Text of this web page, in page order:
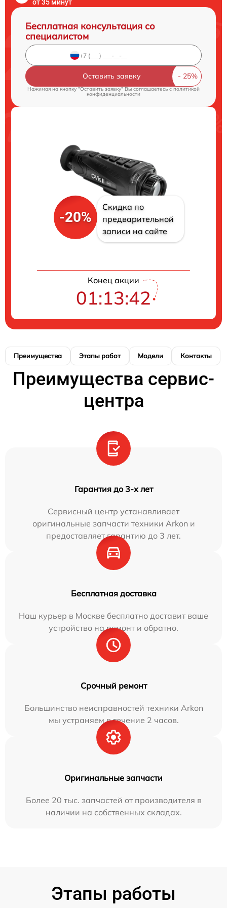
от 35 минут
Бесплатная консультация со
специалистом
Оставить заявку
Нажимая на кнопку "Оставить заявку" Вы соглашаетесь c политикой
конфиденциальности
-20%
Скидка по
предварительной
записи на сайте
Конец акции
01:13:42
Преимущества Этапы работ Модели Контакты
Преимущества сервис-
центра
Гарантия до 3-х лет
Сервисный центр устанавливает
оригинальные запчасти техники Arkon и
предоставляет гарантию до 3 лет.
Бесплатная доставка
Наш курьер в Москве бесплатно доставит ваше
устройство на ремонт и обратно.
Срочный ремонт
Большинство неисправностей техники Arkon
мы устраняем в течение 2 часов.
Оригинальные запчасти
Более 20 тыс. запчастей от производителя в
наличии на собственных складах.
Этапы работы